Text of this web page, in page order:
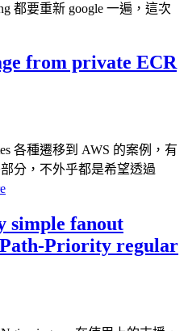
都要重新 google 一遍，這次
from private ECR
各種遷移到 AWS 的案例，有
分，不外乎都是希望透過
simple fanout
Priority regular